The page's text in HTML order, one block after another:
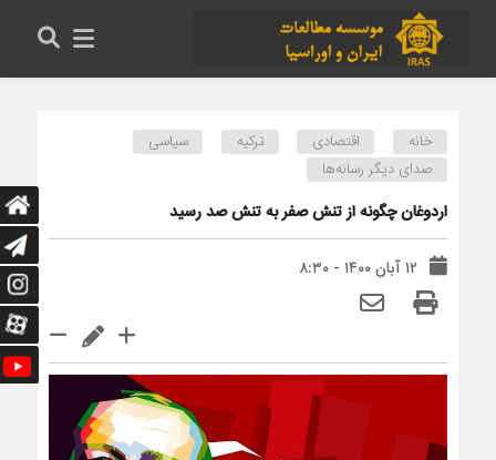
خانه اقتصادی ترکیه
سیاسی
صدای دیگر رسانه‌ها
اردوغان چگونه از تنش صفر به تنش صد رسید
۱۲ آبان ۱۴۰۰ - ۸:۳۰